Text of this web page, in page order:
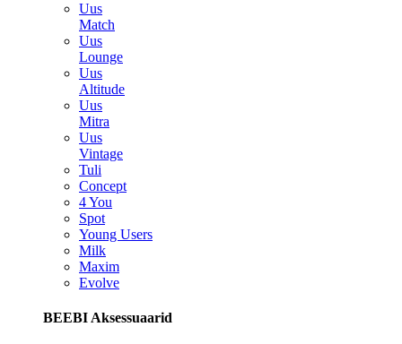
Uus
Match
Uus
Lounge
Uus
Altitude
Uus
Mitra
Uus
Vintage
Tuli
Concept
4 You
Spot
Young Users
Milk
Maxim
Evolve
BEEBI Aksessuaarid